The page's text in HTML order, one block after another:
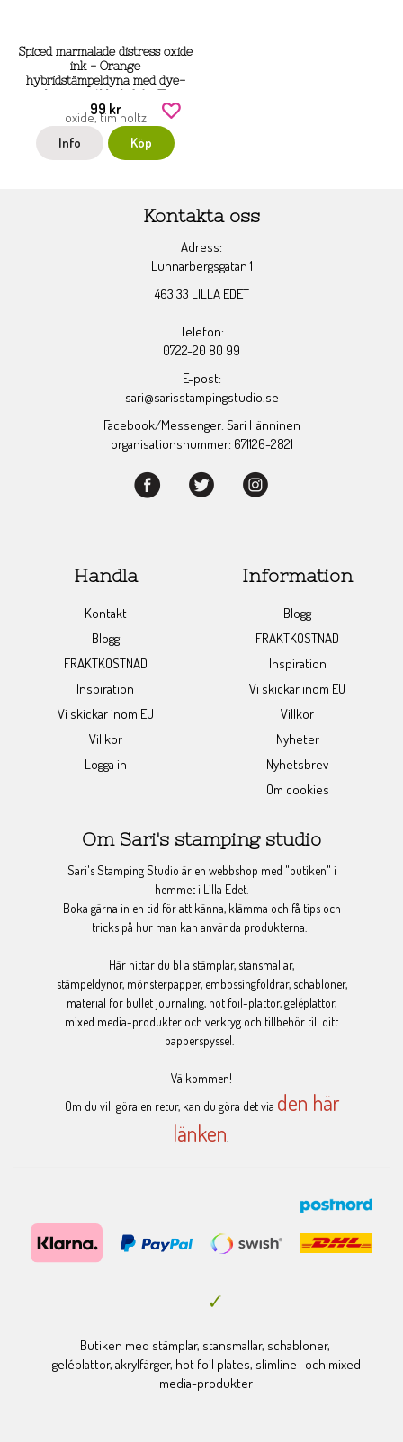
Spiced marmalade distress oxide
ink - Orange
hybridstämpeldyna med dye-
och pigmentbläck från Tim
Holtz / Ranger
99 kr
Info Köp
Kontakta oss
Adress:
Lunnarbergsgatan 1
463 33 LILLA EDET
Telefon:
0722-20 80 99
E-post:
sari@sarisstampingstudio.se
Facebook/Messenger: Sari Hänninen
organisationsnummer: 671126-2821
Handla
Kontakt
Blogg
FRAKTKOSTNAD
Inspiration
Vi skickar inom EU
Villkor
Logga in
Information
Blogg
FRAKTKOSTNAD
Inspiration
Vi skickar inom EU
Villkor
Nyheter
Nyhetsbrev
Om cookies
Om Sari's stamping studio
Sari's Stamping Studio är en webbshop med "butiken" i
hemmet i Lilla Edet.
Boka gärna in en tid för att känna, klämma och få tips och
tricks på hur man kan använda produkterna.
Här hittar du bl a stämplar, stansmallar,
stämpeldynor, mönsterpapper, embossingfoldrar, schabloner,
material för bullet journaling, hot foil-plattor, geléplattor,
mixed media-produkter och verktyg och tillbehör till ditt
papperspyssel.
Välkommen!
Om du vill göra en retur, kan du göra det via den här
länken
Butiken med stämplar, stansmallar, schabloner,
geléplattor, akrylfärger, hot foil plates, slimline- och mixed
media-produkter